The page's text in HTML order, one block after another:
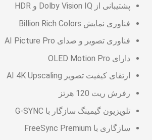
پشتیبانی از Dolby Vision IQ و HDR
فناوری نمایش Billion Rich Colors
فناوری تصویر و صدای AI Picture Pro
دارای OLED Motion Pro
ارتقای کیفیت تصویر AI 4K Upscaling
رفرش ریت 120 هرتز
تلویزیون گیمینگ سازگار با G-SYNC
سازگاری با FreeSync Premium